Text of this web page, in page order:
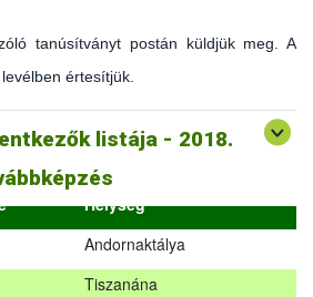
tanúsítványt postán küldjük meg. A
értesítjük.
listája - 2018.
és az erdészeti szakirányítást érintő
és azok alkalmazásáról szóló
Helység
Andornaktálya
Tiszanána